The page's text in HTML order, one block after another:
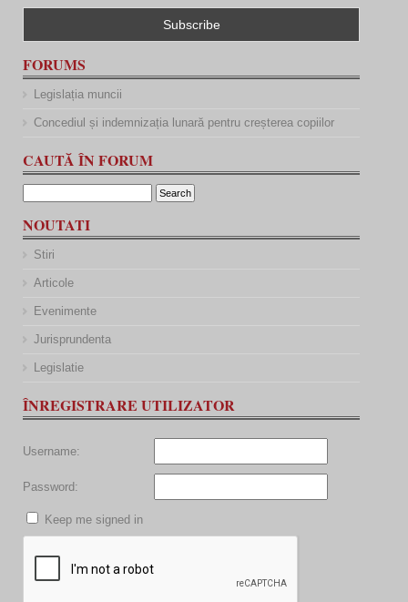
FORUMS
Legislația muncii
Concediul și indemnizația lunară pentru creșterea copiilor
CAUTĂ ÎN FORUM
NOUTATI
Stiri
Articole
Evenimente
Jurisprundenta
Legislatie
ÎNREGISTRARE UTILIZATOR
Username:
Password:
Keep me signed in